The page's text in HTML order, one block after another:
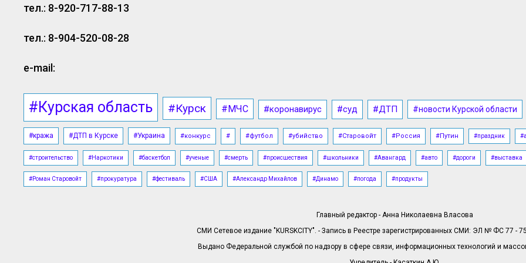
тел.: 8-920-717-88-13
тел.: 8-904-520-08-28
e-mail:
#Курская область #Курск #МЧС #коронавирус #суд #ДТП #новости Курской области
#кража #ДТП в Курске #Украина #конкурс # #футбол #убийство #Старовойт #Россия #Путин #праздник
#строительство #Наркотики #баскетбол #ученые #смерть #происшествия #школьники #Авангард #авто #дороги #выставка
#Роман Старовойт #прокуратура #фестиваль #США #Александр Михайлов #Динамо #погода #продукты
Главный редактор - Анна Николаевна Власова
СМИ Сетевое издание "KURSKCITY". - Запись в Реестре зарегистрированных СМИ: ЭЛ № ФС 77 -
Выдано Федеральной службой по надзору в сфере связи, информационных технологий и